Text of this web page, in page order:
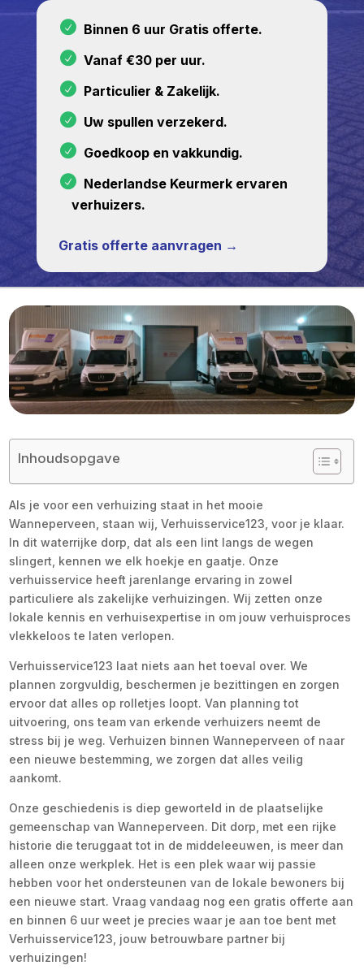
Binnen 6 uur Gratis offerte.
Vanaf €30 per uur.
Particulier & Zakelijk.
Uw spullen verzekerd.
Goedkoop en vakkundig.
Nederlandse Keurmerk ervaren
verhuizers.
Gratis offerte aanvragen →
Inhoudsopgave
Als je voor een verhuizing staat in het mooie
Wanneperveen, staan wij, Verhuisservice123, voor je klaar.
In dit waterrijke dorp, dat als een lint langs de wegen
slingert, kennen we elk hoekje en gaatje. Onze
verhuisservice heeft jarenlange ervaring in zowel
particuliere als zakelijke verhuizingen. Wij zetten onze
lokale kennis en verhuisexpertise in om jouw verhuisproces
vlekkeloos te laten verlopen.
Verhuisservice123 laat niets aan het toeval over. We
plannen zorgvuldig, beschermen je bezittingen en zorgen
ervoor dat alles op rolletjes loopt. Van planning tot
uitvoering, ons team van erkende verhuizers neemt de
stress bij je weg. Verhuizen binnen Wanneperveen of naar
een nieuwe bestemming, we zorgen dat alles veilig
aankomt.
Onze geschiedenis is diep geworteld in de plaatselijke
gemeenschap van Wanneperveen. Dit dorp, met een rijke
historie die teruggaat tot in de middeleeuwen, is meer dan
alleen onze werkplek. Het is een plek waar wij passie
hebben voor het ondersteunen van de lokale bewoners bij
een nieuwe start. Vraag vandaag nog een gratis offerte aan
en binnen 6 uur weet je precies waar je aan toe bent met
Verhuisservice123, jouw betrouwbare partner bij
verhuizingen!